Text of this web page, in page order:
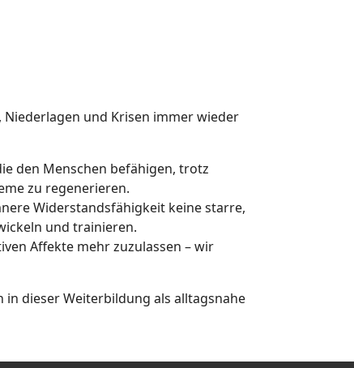
und Krisen immer wieder
den Menschen befähigen, trotz
zu regenerieren.
Widerstandsfähigkeit keine starre,
und trainieren.
Affekte mehr zuzulassen – wir
in dieser Weiterbildung als alltagsnahe